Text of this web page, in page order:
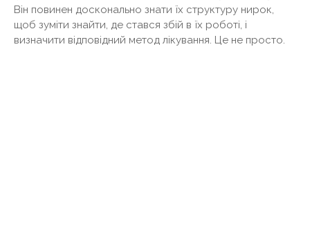
Він повинен досконально знати їх структуру нирок,
щоб зуміти знайти, де стався збій в їх роботі, і
визначити відповідний метод лікування. Це не просто.